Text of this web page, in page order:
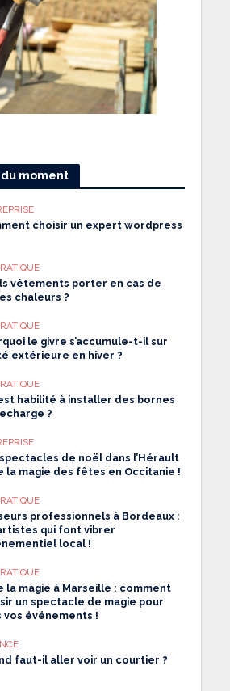
du moment
choisir un expert wordpress
vêtements porter en cas de
chaleurs ?
le givre s’accumule-t-il sur
extérieure en hiver ?
habilité à installer des bornes
?
de noël dans l’Hérault
la magie des fêtes en Occitanie !
professionnels à Bordeaux :
qui font vibrer
local !
la magie à Marseille : comment
un spectacle de magie pour
vos événements !
faut-il aller voir un courtier ?